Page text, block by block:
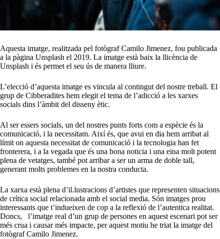
Aquesta imatge, realitzada pel fotògraf Camilo Jimenez, fou publicada
a la pàgina Unsplash el 2019. La imatge està baix la llicència de
Unsplash i és permet el seu ús de manera lliure.
L’elecció d’aquesta imatge es vincula al contingut del nostre treball. El
grup de Cibberadites hem elegit el tema de l’adicció a les xarxes
socials dins l’àmbit del disseny ètic.
Al ser essers socials, un del nostres punts forts com a espècie és la
comunicació, i la necessitam. Així és, que avui en dia hem arribat al
límit on aquesta necessitat de comunicació i la tecnologia han fet
fronterera, i a la vegada que és una bona noticia i una eina molt potent
plena de vetatges, també pot arribar a ser un arma de doble tall,
generant molts problemes en la nostra conducta.
La xarxa està plena d’il.lustracions d’artistes que representen situacions
de crítica social relacionada amb el social media. Són imatges prou
interessants que t’indueixen de cop a la reflexió de l’autentica realitat.
Doncs, l’imatge real d’un grup de persones en aquest escenari pot ser
més crua i causar més impacte, per aquest motiu he triat la imatge del
fotògraf Camilo Jimenez.